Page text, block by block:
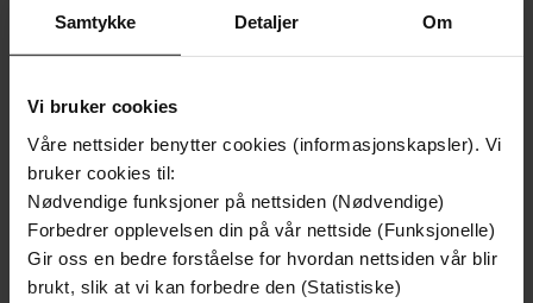
Samtykke Detaljer Om
Vi bruker cookies
Våre nettsider benytter cookies (informasjonskapsler). Vi
bruker cookies til:
Nødvendige funksjoner på nettsiden (Nødvendige)
Forbedrer opplevelsen din på vår nettside (Funksjonelle)
Gir oss en bedre forståelse for hvordan nettsiden vår blir
brukt, slik at vi kan forbedre den (Statistiske)
Forfattere Sacha Batthyany
Utgitt 10.04.2017
Lengde 291sider
Sjanger Historie,Biografier,Dokumentar og fakta